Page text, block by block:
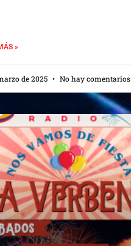
»
de 2025 No hay comentarios